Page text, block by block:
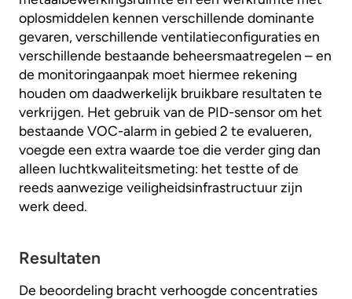
oplosmiddelen kennen verschillende dominante
gevaren, verschillende ventilatieconfiguraties en
verschillende bestaande beheersmaatregelen – en
de monitoringaanpak moet hiermee rekening
houden om daadwerkelijk bruikbare resultaten te
verkrijgen. Het gebruik van de PID-sensor om het
bestaande VOC-alarm in gebied 2 te evalueren,
voegde een extra waarde toe die verder ging dan
alleen luchtkwaliteitsmeting: het testte of de
reeds aanwezige veiligheidsinfrastructuur zijn
werk deed.
Resultaten
De beoordeling bracht verhoogde concentraties